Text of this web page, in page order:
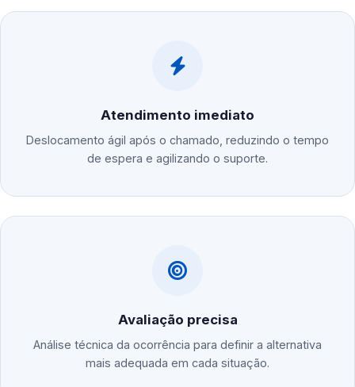
Atendimento imediato
Deslocamento ágil após o chamado, reduzindo o tempo
de espera e agilizando o suporte.
Avaliação precisa
Análise técnica da ocorrência para definir a alternativa
mais adequada em cada situação.